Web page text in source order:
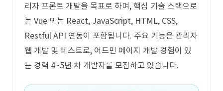
리자 프론트 개발을 목표로 하며, 핵심 기술 스택으로
는 Vue 또는 React, JavaScript, HTML, CSS,
Restful API 연동이 포함됩니다. 주요 기능은 관리자
웹 개발 및 테스트로, 어드민 페이지 개발 경험이 있
는 경력 4~5년 차 개발자를 모집하고 있습니다.